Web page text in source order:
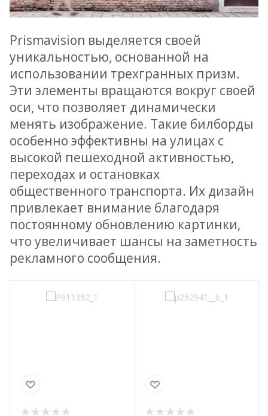
Prismavision выделяется своей
уникальностью, основанной на
использовании трехгранных призм.
Эти элементы вращаются вокруг своей
оси, что позволяет динамически
менять изображение. Такие билборды
особенно эффективны на улицах с
высокой пешеходной активностью,
переходах и остановках
общественного транспорта. Их дизайн
привлекает внимание благодаря
постоянному обновлению картинки,
что увеличивает шансы на заметность
рекламного сообщения.